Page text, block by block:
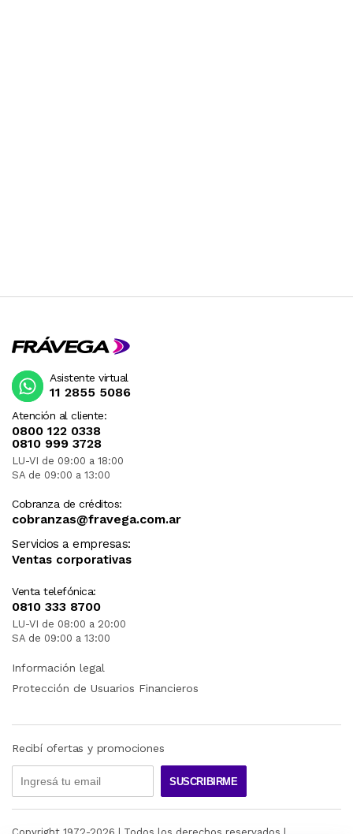
Atención al cliente:
0800 122 0338
0810 999 3728
LU-VI de 09:00 a 18:00
SA de 09:00 a 13:00
Cobranza de créditos:
cobranzas@fravega.com.ar
Servicios a empresas:
Ventas corporativas
Venta telefónica:
0810 333 8700
LU-VI de 08:00 a 20:00
SA de 09:00 a 13:00
Asistente virtual
11 2855 5086
Información legal
Protección de Usuarios Financieros
Recibí ofertas y promociones
SUSCRIBIRME